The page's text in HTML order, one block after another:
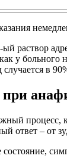
раствор
у больного
в
процесс,
ответ – от